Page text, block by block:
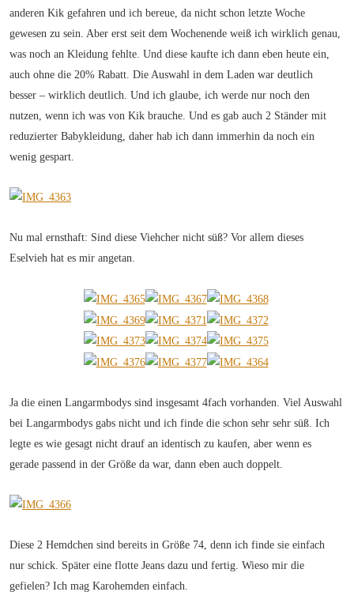
anderen Kik gefahren und ich bereue, da nicht schon letzte Woche
gewesen zu sein. Aber erst seit dem Wochenende weiß ich wirklich genau,
was noch an Kleidung fehlte. Und diese kaufte ich dann eben heute ein,
auch ohne die 20% Rabatt. Die Auswahl in dem Laden war deutlich
besser – wirklich deutlich. Und ich glaube, ich werde nur noch den
nutzen, wenn ich was von Kik brauche. Und es gab auch 2 Ständer mit
reduzierter Babykleidung, daher hab ich dann immerhin da noch ein
wenig gespart.
Nu mal ernsthaft: Sind diese Viehcher nicht süß? Vor allem dieses
Eselvieh hat es mir angetan.
Ja die einen Langarmbodys sind insgesamt 4fach vorhanden. Viel Auswahl
bei Langarmbodys gabs nicht und ich finde die schon sehr sehr süß. Ich
legte es wie gesagt nicht drauf an identisch zu kaufen, aber wenn es
gerade passend in der Größe da war, dann eben auch doppelt.
Diese 2 Hemdchen sind bereits in Größe 74, denn ich finde sie einfach
nur schick. Später eine flotte Jeans dazu und fertig. Wieso mir die
gefielen? Ich mag Karohemden einfach.